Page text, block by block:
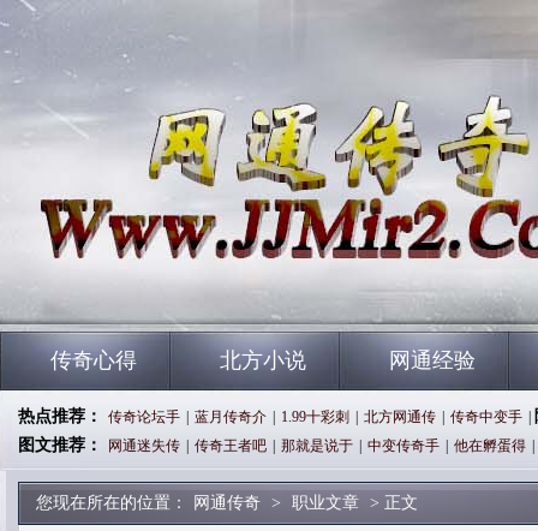
传奇心得 北方小说 网通经验
热点推荐： 传奇论坛手 蓝月传奇介 1.99十彩刺 北方网通传 传奇中变手
图文推荐：
网通迷失传 传奇王者吧 那就是说于 中变传奇手 他在孵蛋得
您现在所在的位置： 网通传奇 > 职业文章 > 正文